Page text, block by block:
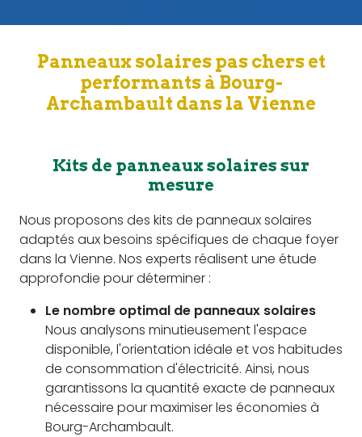
Panneaux solaires pas chers et
performants à Bourg-
Archambault dans la Vienne
Kits de panneaux solaires sur
mesure
Nous proposons des kits de panneaux solaires
adaptés aux besoins spécifiques de chaque foyer
dans la Vienne. Nos experts réalisent une étude
approfondie pour déterminer :
Le nombre optimal de panneaux solaires
Nous analysons minutieusement l'espace
disponible, l'orientation idéale et vos habitudes
de consommation d'électricité. Ainsi, nous
garantissons la quantité exacte de panneaux
nécessaire pour maximiser les économies à
Bourg-Archambault.